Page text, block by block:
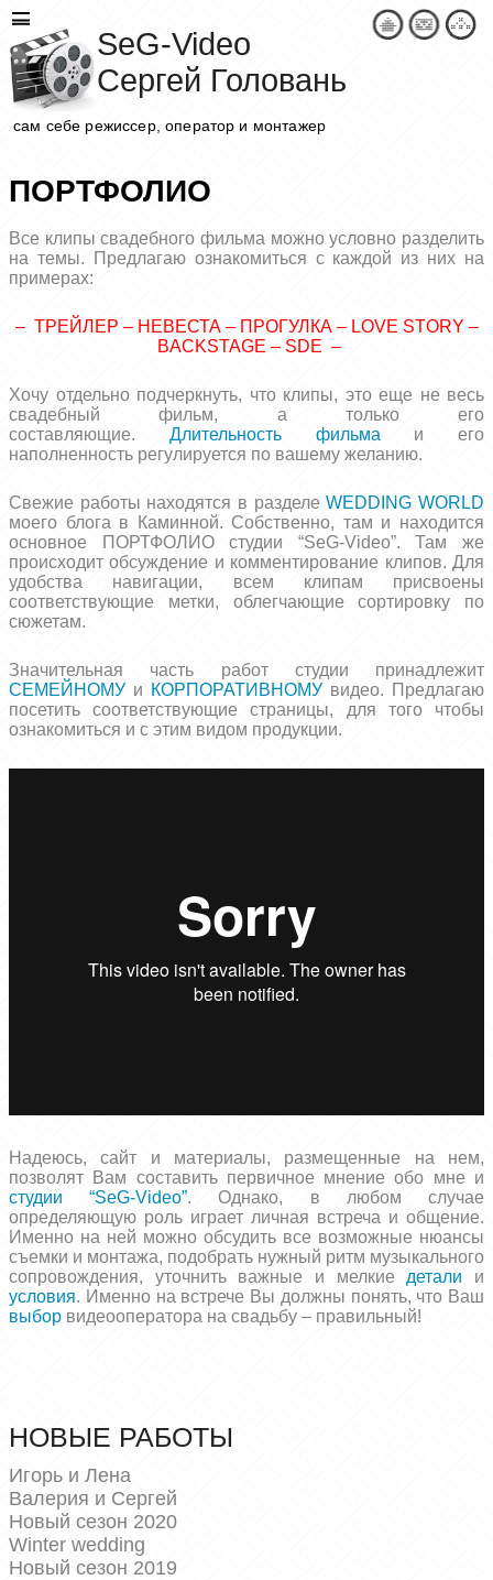
SeG-Video
Сергей Головань
сам себе режиссер, оператор и монтажер
ПОРТФОЛИО
Все клипы свадебного фильма можно условно разделить
на темы. Предлагаю ознакомиться с каждой из них на
примерах:
– ТРЕЙЛЕР – НЕВЕСТА– ПРОГУЛКА– LOVE STORY –
BACKSTAGE – SDE –
Хочу отдельно подчеркнуть, что клипы, это еще не весь
свадебный фильм, а только его
составляющие. Длительность фильма и его
наполненность регулируется по вашему желанию.
Свежие работы находятся в разделеWEDDING WORLD
моего блога в Каминной. Собственно, там и находится
основное ПОРТФОЛИО студии “SeG-Video”. Там же
происходит обсуждение и комментирование клипов. Для
удобства навигации, всем клипам присвоены
соответствующие метки, облегчающие сортировку по
сюжетам.
Значительная часть работ студии принадлежит
СЕМЕЙНОМУ и КОРПОРАТИВНОМУ видео. Предлагаю
посетить соответствующие страницы, для того чтобы
ознакомиться и с этим видом продукции.
Надеюсь, сайт и материалы, размещенные на нем,
позволят Вам составить первичное мнение обо мне и
студии “SeG-Video”. Однако, в любом случае
определяющую роль играет личная встреча и общение.
Именно на ней можно обсудить все возможные нюансы
съемки и монтажа, подобрать нужный ритм музыкального
сопровождения, уточнить важные и мелкие детали и
условия. Именно на встрече Вы должны понять, что Ваш
выбор видеооператора на свадьбу – правильный!
НОВЫЕ РАБОТЫ
Игорь и Лена
Валерия и Сергей
Новый сезон 2020
Winter wedding
Новый сезон 2019